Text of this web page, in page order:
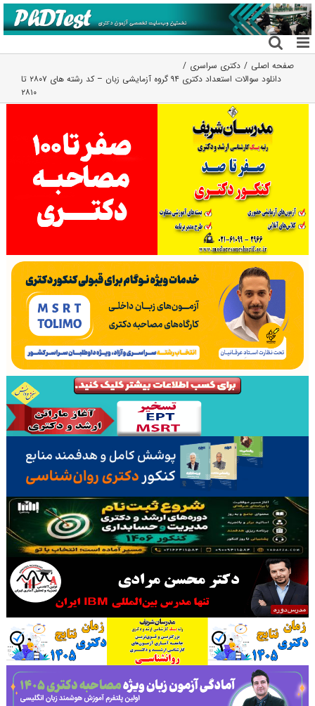
رفتن
به
محتوا
صفحه اصلی
دکتری سراسری
دانلود سوالات استعداد دکتری ۹۴ گروه آزمایشی زبان – کد رشته های ۲۸۰۷ تا
۲۸۱۰